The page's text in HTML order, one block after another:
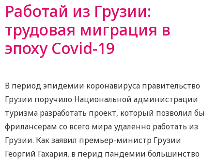
Работай из Грузии:
трудовая миграция в
эпоху Covid-19
В период эпидемии коронавируса правительство
Грузии поручило Национальной администрации
туризма разработать проект, который позволил бы
фрилансерам со всего мира удаленно работать из
Грузии. Как заявил премьер-министр Грузии
Георгий Гахария, в перид пандемии большинство